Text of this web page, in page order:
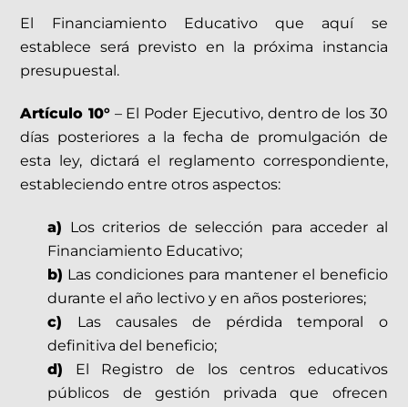
El Financiamiento Educativo que aquí se
establece será previsto en la próxima instancia
presupuestal.
Artículo 10° – El Poder Ejecutivo, dentro de los 30
días posteriores a la fecha de promulgación de
esta ley, dictará el reglamento correspondiente,
estableciendo entre otros aspectos:
a) Los criterios de selección para acceder al
Financiamiento Educativo;
b) Las condiciones para mantener el beneficio
durante el año lectivo y en años posteriores;
c) Las causales de pérdida temporal o
definitiva del beneficio;
d) El Registro de los centros educativos
públicos de gestión privada que ofrecen